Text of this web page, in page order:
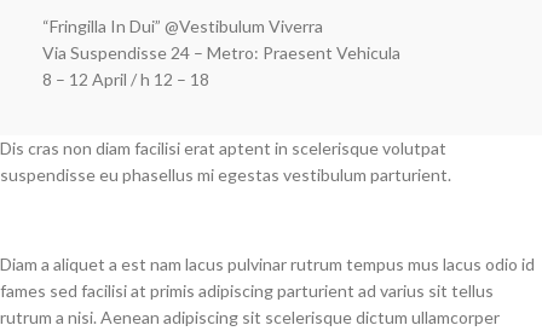
“Fringilla In Dui” @Vestibulum Viverra
Via Suspendisse 24 – Metro: Praesent Vehicula
8 – 12 April / h 12 – 18
Dis cras non diam facilisi erat aptent in scelerisque volutpat
suspendisse eu phasellus mi egestas vestibulum parturient.
Diam a aliquet a est nam lacus pulvinar rutrum tempus mus lacus odio id
fames sed facilisi at primis adipiscing parturient ad varius sit tellus
rutrum a nisi. Aenean adipiscing sit scelerisque dictum ullamcorper